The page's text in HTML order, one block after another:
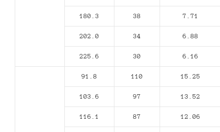
180.3 38 7.71
202.0 34 6.88
225.6 30 6.16
91.8 110 15.25
103.6 97 13.52
116.1 87 12.06